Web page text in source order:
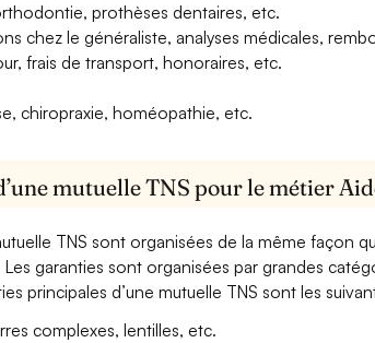
prothèses dentaires, etc.
chez le généraliste, analyses médicales,
frais de transport, honoraires, etc.
chiropraxie, homéopathie, etc.
mutuelle TNS pour le métier
TNS sont organisées de la même façon
Les garanties sont organisées par grandes
principales d’une mutuelle TNS sont les
complexes, lentilles, etc.